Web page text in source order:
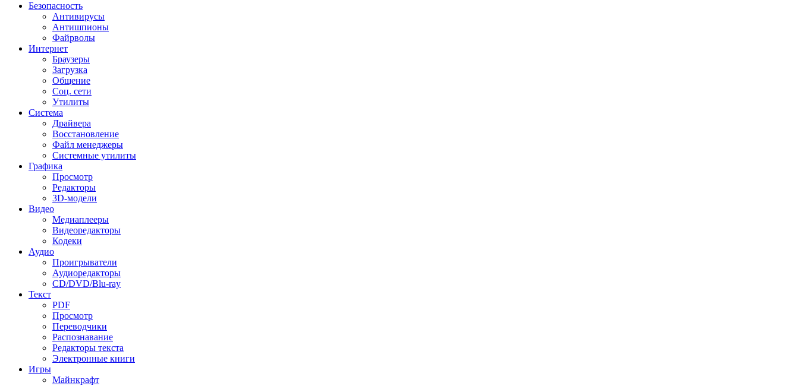
Безопасность
Антивирусы
Антишпионы
Файрволы
Интернет
Браузеры
Загрузка
Общение
Соц. сети
Утилиты
Система
Драйвера
Восстановление
Файл менеджеры
Системные утилиты
Графика
Просмотр
Редакторы
3D-модели
Видео
Медиаплееры
Видеоредакторы
Кодеки
Аудио
Проигрыватели
Аудиоредакторы
CD/DVD/Blu-ray
Текст
PDF
Просмотр
Переводчики
Распознавание
Редакторы текста
Электронные книги
Игры
Майнкрафт